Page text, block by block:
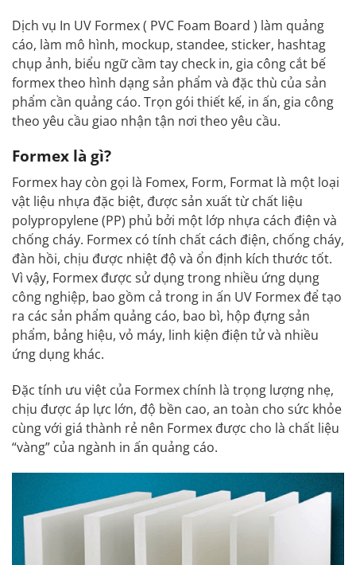
Dịch vụ In UV Formex ( PVC Foam Board ) làm quảng
cáo, làm mô hình, mockup, standee, sticker, hashtag
chụp ảnh, biểu ngữ cầm tay check in, gia công cắt bế
formex theo hình dạng sản phẩm và đặc thù của sản
phẩm cần quảng cáo. Trọn gói thiết kế, in ấn, gia công
theo yêu cầu giao nhận tận nơi theo yêu cầu.
Formex là gì?
Formex hay còn gọi là Fomex, Form, Format là một loại
vật liệu nhựa đặc biệt, được sản xuất từ chất liệu
polypropylene (PP) phủ bởi một lớp nhựa cách điện và
chống cháy. Formex có tính chất cách điện, chống cháy,
đàn hồi, chịu được nhiệt độ và ổn định kích thước tốt.
Vì vậy, Formex được sử dụng trong nhiều ứng dụng
công nghiệp, bao gồm cả trong in ấn UV Formex để tạo
ra các sản phẩm quảng cáo, bao bì, hộp đựng sản
phẩm, bảng hiệu, vỏ máy, linh kiện điện tử và nhiều
ứng dụng khác.
Đặc tính ưu việt của Formex chính là trọng lượng nhẹ,
chịu được áp lực lớn, độ bền cao, an toàn cho sức khỏe
cùng với giá thành rẻ nên Formex được cho là chất liệu
“vàng” của ngành in ấn quảng cáo.